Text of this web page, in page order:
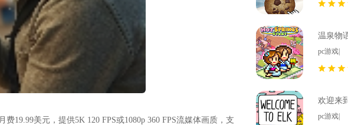
19.99美元，提供5K 120 FPS或1080p 360 FPS流媒体画质，支
pc游戏|
pc游戏|